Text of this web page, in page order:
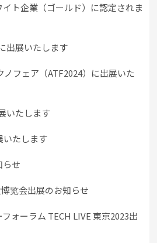
ト企業（ゴールド）に認定されま
出展いたします
ノフェア（ATF2024）に出展いた
いたします
いたします
らせ
览会出展のお知らせ
ォーラム TECH LIVE 東京2023出